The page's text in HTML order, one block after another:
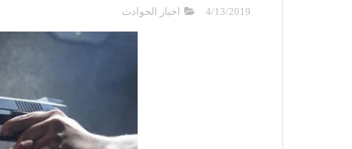
4/13/2019 اخبار الحوادث